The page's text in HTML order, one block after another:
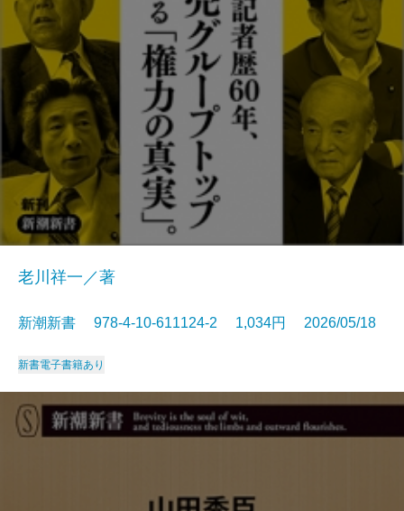
老川祥一／著
新潮新書 978-4-10-611124-2 1,034円 2026/05/18
新書電子書籍あり